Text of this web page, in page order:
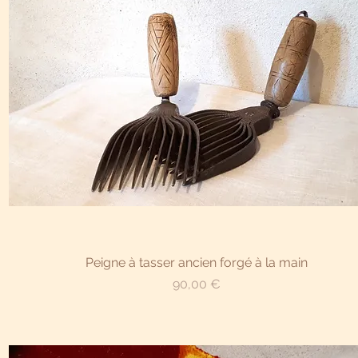
Aperçu rapide
Peigne à tasser ancien forgé à la main
Prix
90,00 €